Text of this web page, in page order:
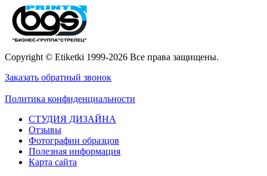
Copyright © Etiketki 1999-2026 Все права защищены.
Заказать обратный звонок
Политика конфиденциальности
СТУДИЯ ДИЗАЙНА
Отзывы
Фотографии образцов
Полезная информация
Карта сайта